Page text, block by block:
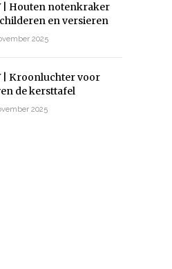
| Houten notenkraker
en versieren
2025
| Kroonluchter voor
de kersttafel
2025